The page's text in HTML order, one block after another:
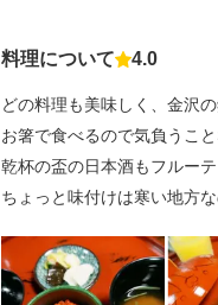
料理について 点数
4.0
どの料理も美味しく、金沢
お箸で食べるので気負うこ
乾杯の盃の日本酒もフルー
ちょっと味付けは寒い地方